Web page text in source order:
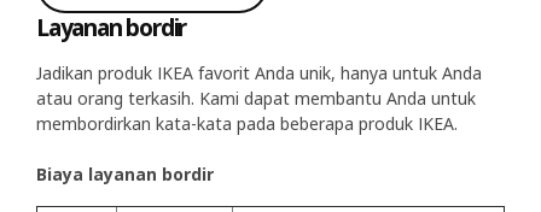
Layanan bordir
Jadikan produk IKEA favorit Anda unik, hanya untuk Anda
atau orang terkasih. Kami dapat membantu Anda untuk
membordirkan kata-kata pada beberapa produk IKEA.
Biaya layanan bordir